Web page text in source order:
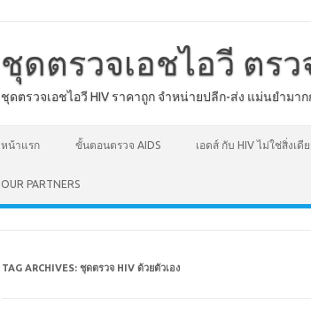
ชุดตรวจเอชไอวี ตร
ชุดตรวจเอชไอวี HIV ราคาถูก จำหน่ายปลีก-ส่ง แม่นยำมาก
หน้าแรก ขั้นตอนตรวจ AIDS เอดส์ กับ HIV ไม่ใช่สิ่งเดี
OUR PARTNERS
TAG ARCHIVES: ชุดตรวจ HIV ด้วยตัวเอง